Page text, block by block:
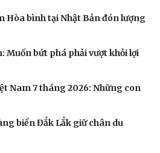
Giải trí
Sao Việt
Hòa bình tại Nhật Bản đón lượng
Muốn bứt phá phải vượt khỏi lợi
Nam 7 tháng 2026: Những con
biển Đắk Lắk giữ chân du